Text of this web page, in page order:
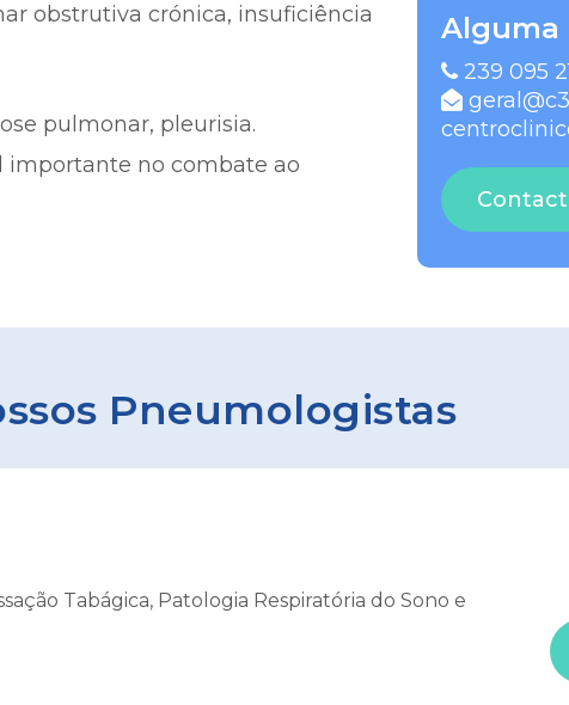
obstrutiva crónica, insuficiência
pulmonar, pleurisia.
no combate ao
Alguma
239 095
Pneumologistas
Tabágica, Patologia Respiratória do Sono e